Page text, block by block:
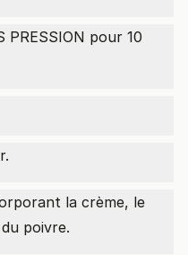
PRESSION pour 10
la crème, le
poivre.